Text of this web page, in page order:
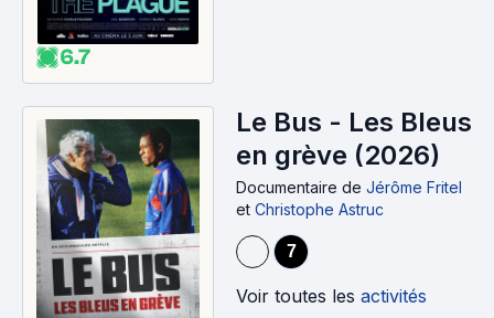
6.7
Le Bus - Les Bleus
en grève (2026)
Documentaire de Jérôme Fritel
et Christophe Astruc
7
Voir toutes les activités